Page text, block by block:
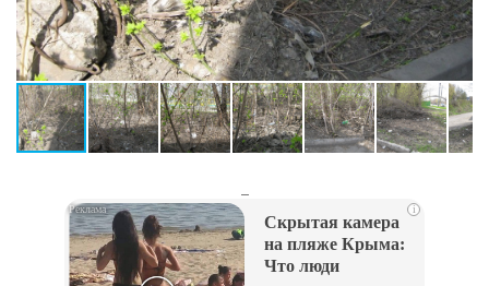
i
Скрытая камера
на пляже Крыма:
Что люди